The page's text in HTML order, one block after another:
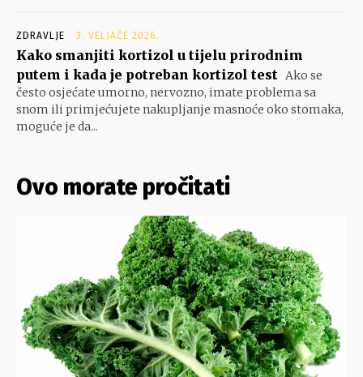
ZDRAVLJE 3. VELJAČE 2026.
Kako smanjiti kortizol u tijelu prirodnim
putem i kada je potreban kortizol test Ako se
često osjećate umorno, nervozno, imate problema sa
snom ili primjećujete nakupljanje masnoće oko stomaka,
moguće je da...
Ovo morate pročitati